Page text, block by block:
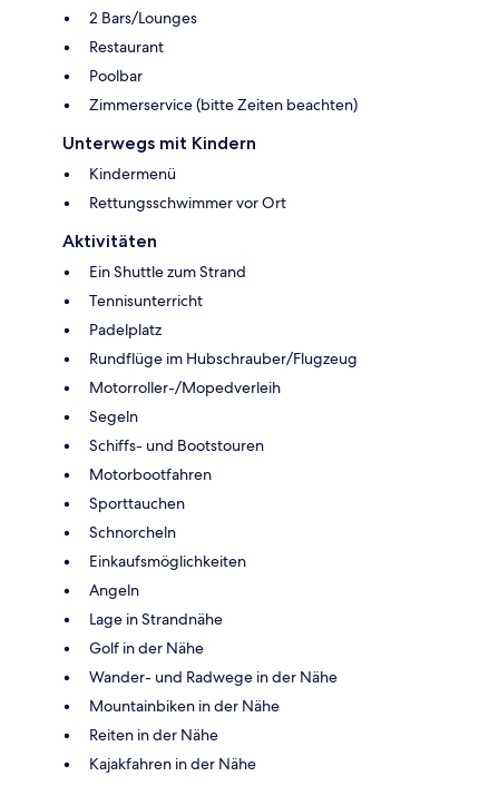
2 Bars/Lounges
Restaurant
Poolbar
Zimmerservice (bitte Zeiten beachten)
Unterwegs mit Kindern
Kindermenü
Rettungsschwimmer vor Ort
Aktivitäten
Ein Shuttle zum Strand
Tennisunterricht
Padelplatz
Rundflüge im Hubschrauber/Flugzeug
Motorroller-/Mopedverleih
Segeln
Schiffs- und Bootstouren
Motorbootfahren
Sporttauchen
Schnorcheln
Einkaufsmöglichkeiten
Angeln
Lage in Strandnähe
Golf in der Nähe
Wander- und Radwege in der Nähe
Mountainbiken in der Nähe
Reiten in der Nähe
Kajakfahren in der Nähe